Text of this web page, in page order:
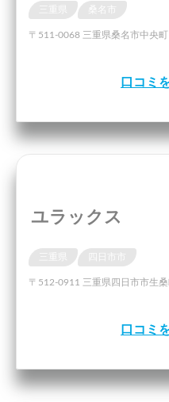
桑名市
〒511-0068 三重県桑名市中央
口コミ
ユラックス
〒512-0911 三重県四日市市生
口コミ